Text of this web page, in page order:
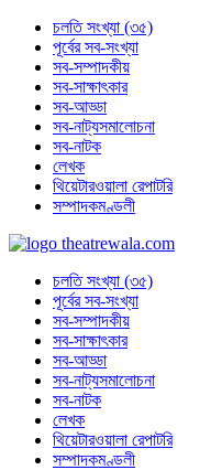
চলতি সংখ্যা (৩৫)
পূর্বের সব-সংখ্যা
সব-সম্পাদকীয়
সব-সাক্ষাৎকার
সব-আড্ডা
সব-নাট্যসমালোচনা
সব-নাটক
লেখক
থিয়েটারওয়ালা রেপাটরি
সম্পাদকমণ্ডলী
চলতি সংখ্যা (৩৫)
পূর্বের সব-সংখ্যা
সব-সম্পাদকীয়
সব-সাক্ষাৎকার
সব-আড্ডা
সব-নাট্যসমালোচনা
সব-নাটক
লেখক
থিয়েটারওয়ালা রেপাটরি
সম্পাদকমণ্ডলী